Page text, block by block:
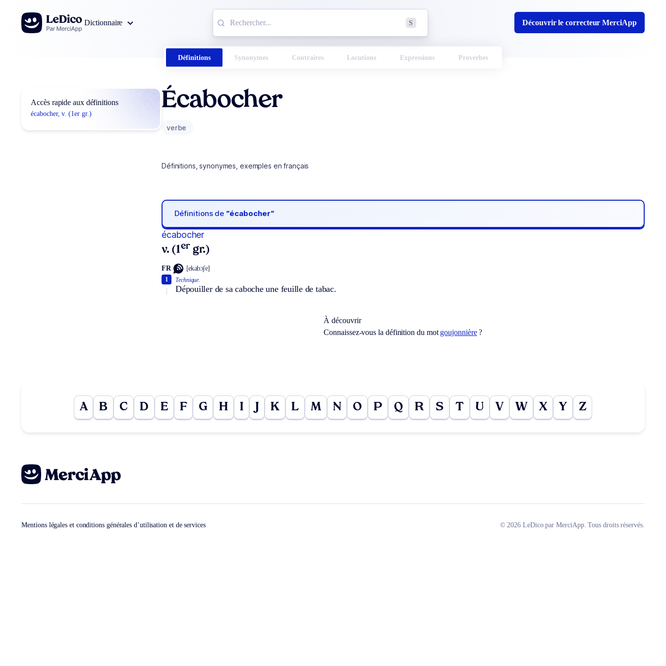
Aller au contenu
Dictionnaire
S Découvrir le correcteur MerciApp
Définitions Synonymes Contraires Locutions Expressions Proverbes
Accès rapide aux définitions
écabocher, v. (1er gr.)
Écabocher
verbe
Définitions, synonymes, exemples en français
Définitions de “écabocher“
écabocher
v. (1er gr.)
FR [ekabɔʃe]
Technique.
Dépouiller de sa caboche une feuille de tabac.
1
À découvrir
Connaissez-vous la définition du mot goujonnière?
A B C D E F G H I J K L M N O P Q R S T U V W X Y Z
Mentions légales et conditions générales d’utilisation et de services © 2026 LeDico par MerciApp. Tous droits réservés.